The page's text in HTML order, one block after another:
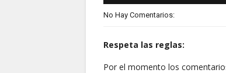
No Hay Comentarios:
Respeta las reglas:
Por el momento los